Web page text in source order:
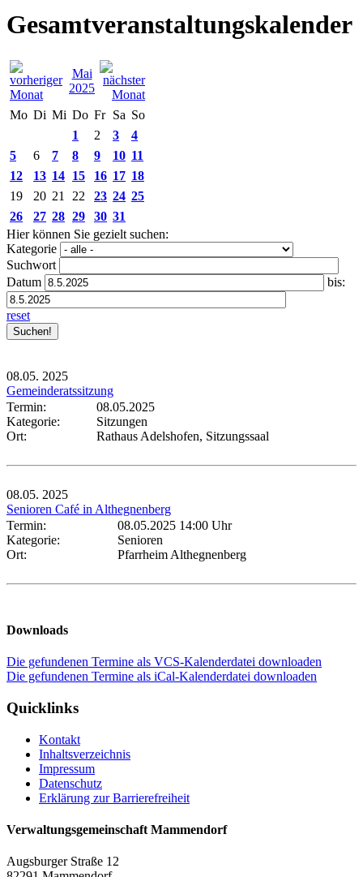
Gesamtveranstaltungskalender
Mai
2025
Mo Di Mi Do Fr Sa So
1
2 3
4
5
6 7 8 9 10 11
12
13 14 15 16 17 18
19
20 21 22 23 24 25
26
27 28 29 30 31
Hier können Sie gezielt suchen:
Kategorie
Suchwort
Datum
bis:
reset
08.05. 2025
Gemeinderatssitzung
Termin:
08.05.2025
Kategorie:
Sitzungen
Ort:
Rathaus Adelshofen, Sitzungssaal
08.05. 2025
Senioren Café in Althegnenberg
Termin:
08.05.2025 14:00 Uhr
Kategorie:
Senioren
Ort:
Pfarrheim Althegnenberg
Downloads
Die gefundenen Termine als VCS-Kalenderdatei downloaden
Die gefundenen Termine als iCal-Kalenderdatei downloaden
Quicklinks
Kontakt
Inhaltsverzeichnis
Impressum
Datenschutz
Erklärung zur Barrierefreiheit
Verwaltungsgemeinschaft Mammendorf
Augsburger Straße 12